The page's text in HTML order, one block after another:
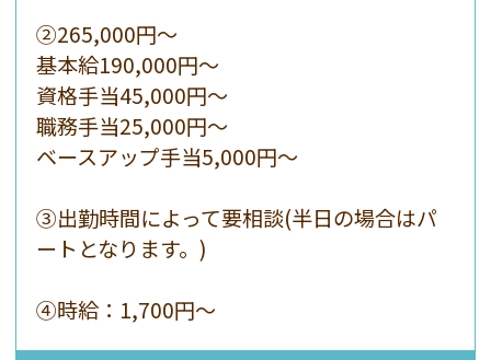
②265,000円〜
基本給190,000円〜
資格手当45,000円〜
職務手当25,000円〜
ベースアップ手当5,000円〜
③出勤時間によって要相談(半日の場合はパ
ートとなります。)
④時給：1,700円～